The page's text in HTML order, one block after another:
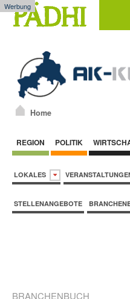
Werbung
Home
REGION POLITIK
LOKALES
STELLENANGEBOTE
BRANCHENBUCH